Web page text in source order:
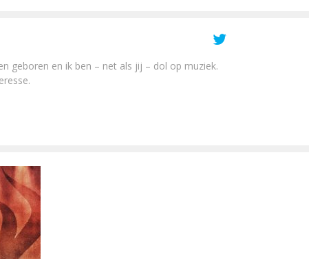
geboren en ik ben – net als jij – dol op muziek.